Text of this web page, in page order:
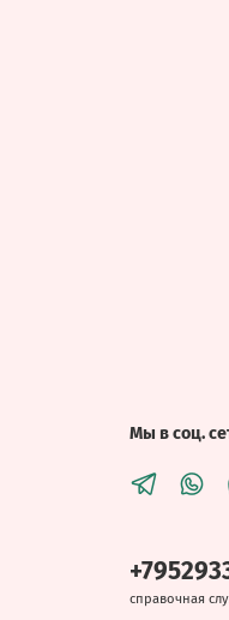
Мы в соц.
справочная